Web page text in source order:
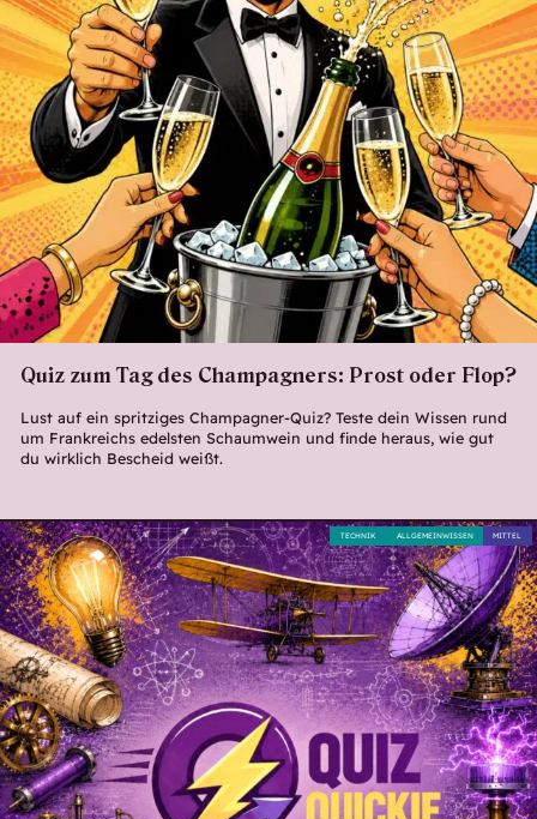
Quiz zum Tag des Champagners: Prost oder Flop?
Lust auf ein spritziges Champagner-Quiz? Teste dein Wissen rund
um Frankreichs edelsten Schaumwein und finde heraus, wie gut
du wirklich Bescheid weißt.
MITTEL
ALLGEMEINWISSEN
TECHNIK